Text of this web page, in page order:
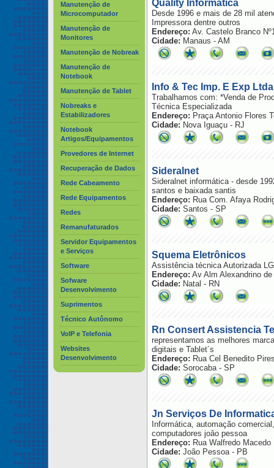
Manutenção de
Microcomputador
Manutenção de
Monitores
Manutenção de Nobreak
Manutenção de
Notebook
Manutenção de Tablet
Nobreaks e
Estabilizadores
Notebook
Artigos/Equipamentos
Provedores de Internet
Recuperação de Dados
Rede Cabeamento
Rede Equipamentos
Redes
Remanufaturados
Servidor Equipamentos
e Serviços
Software
Sofware
Desenvolvimento
Suprimentos
Técnico Autônomo
VoIP e Telefonia
Websites
Desenvolvimento
Quality Informática
Desde 1996 e mais de 28 mil
Impressora dentre outros
Endereço: Av. Castelo Branco
Cidade: Manaus - AM
Info & Tec Imp. E Exp Ltda
Trabalhamos com: *Venda de
Técnica Especializada
Endereço: Praça Antonio Flores
Cidade: Nova Iguaçu - RJ
Sideralnet
Sideralnet informática - desde
santos e baixada santis
Endereço: Rua Com. Afaya
Cidade: Santos - SP
Squema Eletrônicos
Assistência técnica Autorizada
Endereço: Av Alm Alexandrino
Cidade: Natal - RN
Rn Consert Assistencia
representamos as melhores
digitais e Tablet´s
Endereço: Rua Cel Benedito
Cidade: Sorocaba - SP
Jn Serviços De
Informática, automação
computadores joâo pessoa
Endereço: Rua Walfredo
Cidade: João Pessoa - PB